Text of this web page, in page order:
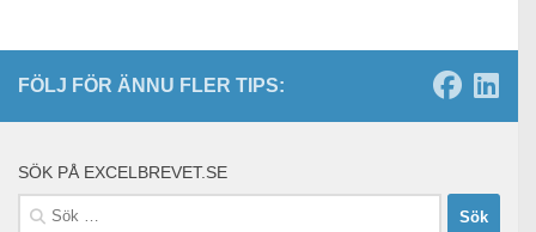
FÖLJ FÖR ÄNNU FLER TIPS:
SÖK PÅ EXCELBREVET.SE
Sök